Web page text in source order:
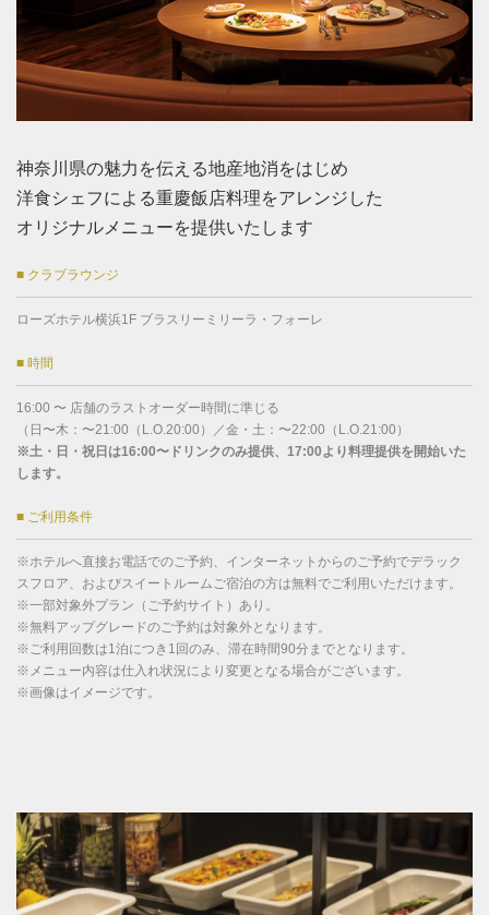
神奈川県の魅力を伝える地産地消をはじめ
洋食シェフによる重慶飯店料理をアレンジした
オリジナルメニューを提供いたします
■ クラブラウンジ
ローズホテル横浜1F ブラスリーミリーラ・フォーレ
■ 時間
16:00 〜 店舗のラストオーダー時間に準じる
（日〜木：〜21:00（L.O.20:00）／金・土：〜22:00（L.O.21:00）
※土・日・祝日は16:00〜ドリンクのみ提供、17:00より料理提供を開始いた
します。
■ ご利用条件
※ホテルへ直接お電話でのご予約、インターネットからのご予約でデラック
スフロア、およびスイートルームご宿泊の方は無料でご利用いただけます。
※一部対象外プラン（ご予約サイト）あり。
※無料アップグレードのご予約は対象外となります。
※ご利用回数は1泊につき1回のみ、滞在時間90分までとなります。
※メニュー内容は仕入れ状況により変更となる場合がございます。
※画像はイメージです。